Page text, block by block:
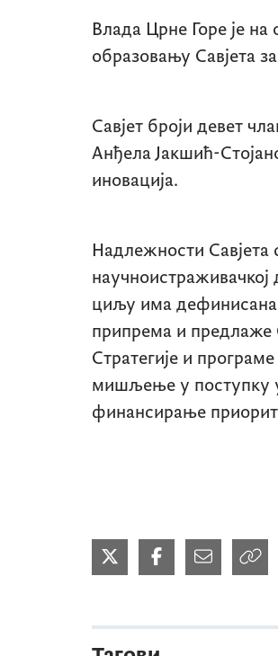
Влада Црне Горе је
образовању Савјета
Савјет броји девет
Анђела Јакшић-
иновација.
Надлежности Савјета
научноистраживачкој
циљу има
припрема и предлаже
Стратегије и
мишљење у поступку
финансирање